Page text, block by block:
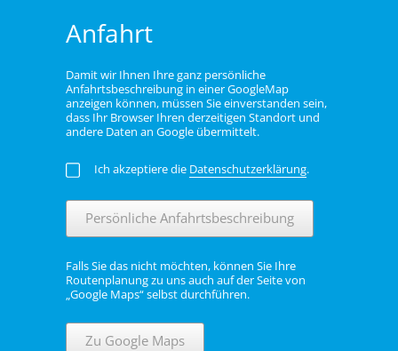
Anfahrt
Damit wir Ihnen Ihre ganz persönliche
Anfahrtsbeschreibung in einer GoogleMap
anzeigen können, müssen Sie einverstanden sein,
dass Ihr Browser Ihren derzeitigen Standort und
andere Daten an Google übermittelt.
Ich akzeptiere die Datenschutzerklärung.
Persönliche Anfahrtsbeschreibung
Falls Sie das nicht möchten, können Sie Ihre
Routenplanung zu uns auch auf der Seite von
„Google Maps“ selbst durchführen.
Zu Google Maps